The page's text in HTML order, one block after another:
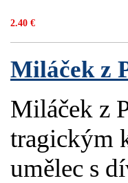
2.40 €
Miláček z
Miláček z
tragickým
umělec s